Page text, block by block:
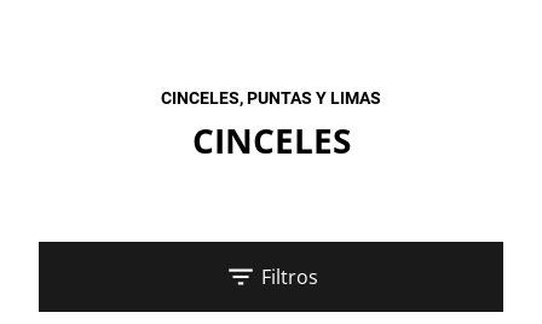
CINCELES, PUNTAS Y LIMAS
CINCELES
Filtros